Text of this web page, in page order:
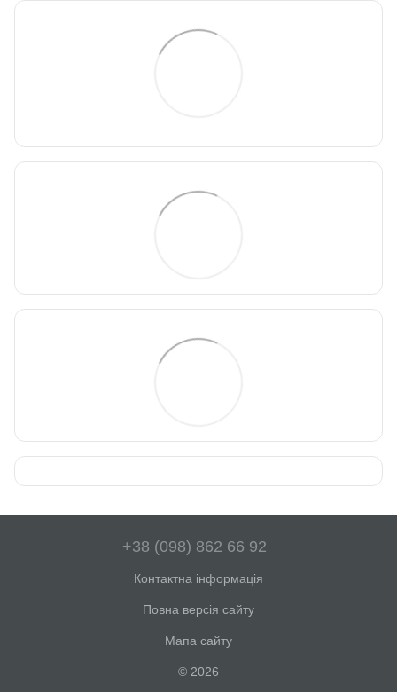
+38 (098) 862 66 92
Контактна інформація
Повна версія сайту
Мапа сайту
© 2026